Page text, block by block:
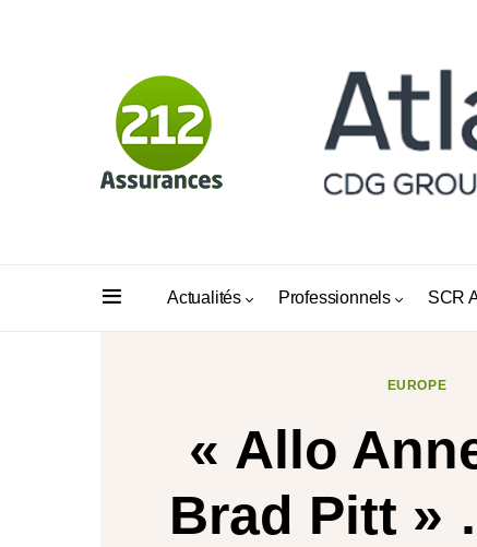
Actualités Professionnels SCR
EUROPE
« Allo
Brad Pitt »